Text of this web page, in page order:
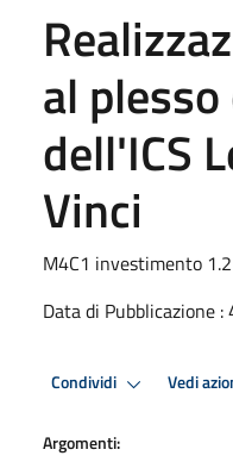
al
dell'ICS
Vinci
M4C1 investimento
Data di Pubblicazione :
Condividi Vedi
Argomenti: